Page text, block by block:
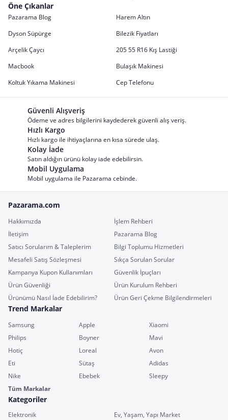
Öne Çıkanlar
Pazarama Blog
Harem Altın
Dyson Süpürge
Bilezik Fiyatları
Arçelik Çaycı
205 55 R16 Kış Lastiği
Macbook
Bulaşık Makinesi
Koltuk Yıkama Makinesi
Cep Telefonu
Güvenli Alışveriş
Ödeme ve adres bilgilerini kaydederek güvenli alış veriş.
Hızlı Kargo
Hızlı kargo ile ihtiyaçlarına en kısa sürede ulaş.
Kolay İade
Satın aldığın ürünü kolay iade edebilirsin.
Mobil Uygulama
Mobil uygulama ile Pazarama cebinde.
Pazarama.com
Hakkımızda
İşlem Rehberi
İletişim
Pazarama Blog
Satıcı Sorularım & Taleplerim
Bilgi Toplumu Hizmetleri
Mesafeli Satış Sözleşmesi
Sıkça Sorulan Sorular
Kampanya Kupon Kullanımları
Güvenlik İpuçları
Ürün Güvenliği
Ürün Kurulum Rehberi
Ürünümü Nasıl İade Edebilirim?
Ürün Geri Çekme Bilgilendirmeleri
Trend Markalar
Samsung Apple
Xiaomi
Philips
Boyner
Mavi
Hotiç
Loreal
Avon
Eti
Sütaş
Adidas
Nike
Ebebek
Sleepy
Tüm Markalar
Kategoriler
Elektronik
Ev, Yaşam, Yapı Market